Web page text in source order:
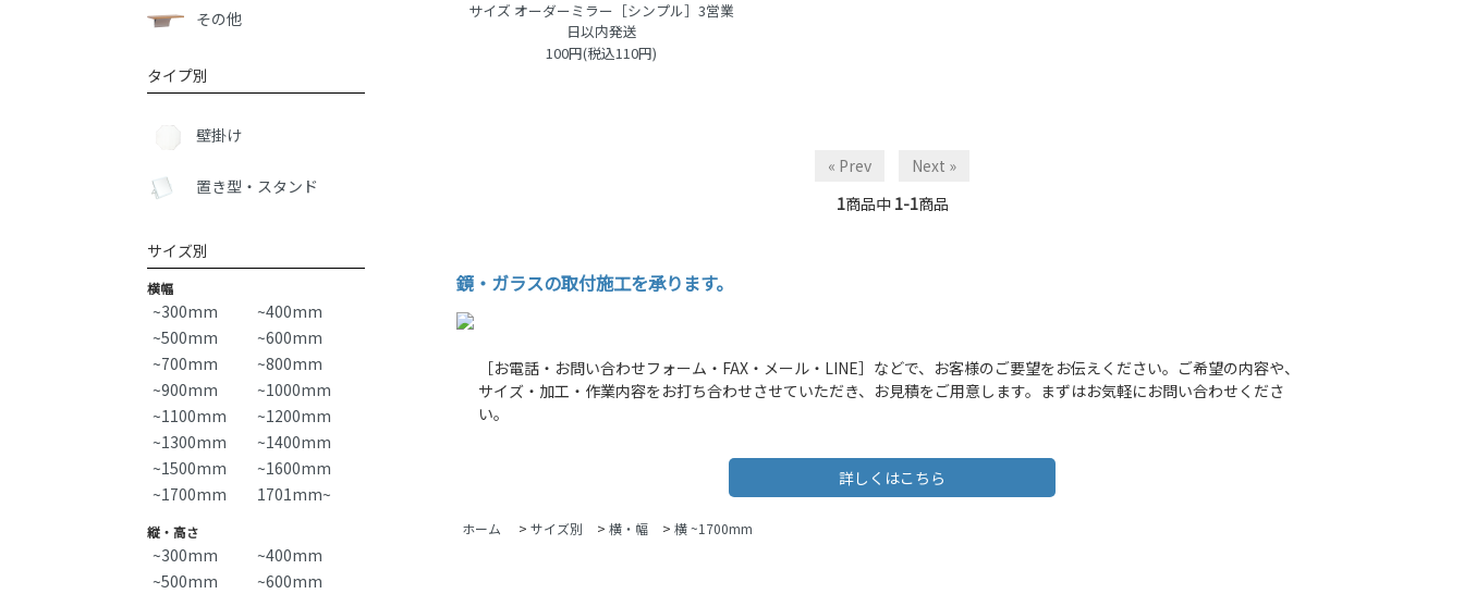
サイズ オーダーミラー［シンプル］3営業
日以内発送
100円(税込110円)
« Prev
Next »
1商品中 1-1商品
鏡・ガラスの取付施工を承ります。
［お電話・お問い合わせフォーム・FAX・メール・LINE］などで、お客様のご要望をお伝えください。ご希望の内容や、
サイズ・加工・作業内容をお打ち合わせさせていただき、お見積をご用意します。まずはお気軽にお問い合わせくださ
い。
詳しくはこちら
ホーム > サイズ別 > 横・幅 > 横 ~1700mm
その他
タイプ別
壁掛け
置き型・スタンド
サイズ別
横幅
~300mm
~400mm
~500mm
~600mm
~700mm
~800mm
~900mm
~1000mm
~1100mm
~1200mm
~1300mm
~1400mm
~1500mm
~1600mm
~1700mm
1701mm~
縦・高さ
~300mm
~400mm
~500mm
~600mm